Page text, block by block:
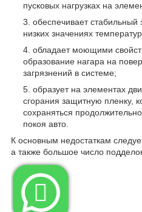
пусковых нагрузках на
обеспечивает стабильный
низких значениях
обладает моющими
образование нагара на
загрязнений в системе;
образует на элементах
сгорания защитную пленку,
сохраняться
покоя авто.
К основным недостаткам
а также большое число
